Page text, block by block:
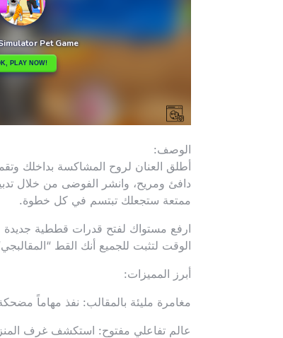
الوصف:
أطلق العنان لروح المشاكسة بداخلك
دافئ ومريح، وانشر الفوضى من خلال
ممتعة ستجعلك تبتسم في كل خطوة.
ارفع مستواك لفتح قدرات قططية جديدة
الوقت لتثبت للجميع أنك القط
أبرز المميزات:
مغامرة مليئة بالمقالب: نفذ مهاماً
عالم تفاعلي مفتوح: استكشف غرف